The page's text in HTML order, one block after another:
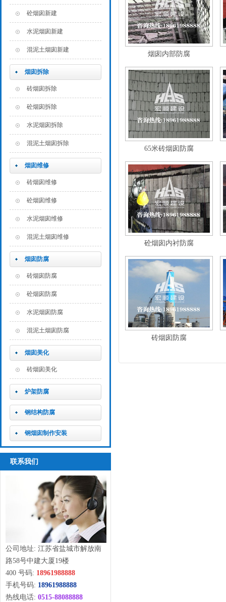
砼烟囱新建
水泥烟囱新建
混泥土烟囱新建
烟囱拆除
砖烟囱拆除
砼烟囱拆除
水泥烟囱拆除
混泥土烟囱拆除
烟囱维修
砖烟囱维修
砼烟囱维修
水泥烟囱维修
混泥土烟囱维修
烟囱防腐
砖烟囱防腐
砼烟囱防腐
水泥烟囱防腐
混泥土烟囱防腐
烟囱美化
砖烟囱美化
炉架防腐
钢结构防腐
钢烟囱制作安装
联系我们
公司地址: 江苏省盐城市解放南
路58号中建大厦19楼
400 号码: 18961988888
手机号码: 18961988888
热线电话: 0515-88088888
烟囱内部防腐
65米砖烟囱防腐
砼烟囱内衬防腐
砖烟囱防腐